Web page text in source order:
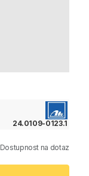
24.0109-0123.1
Dostupnost na dotaz